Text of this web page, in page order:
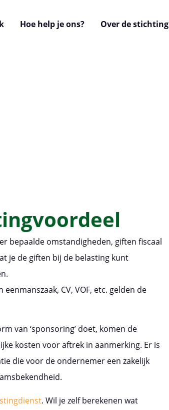
Hoe help je ons? Over de stichting
bepaalde omstandigheden, giften fiscaal
je de giften bij de belasting kunt
CV, VOF, etc. gelden de
van ‘sponsoring’ doet, komen de
kosten voor aftrek in aanmerking. Er is
die voor de ondernemer een zakelijk
. Wil je zelf berekenen wat